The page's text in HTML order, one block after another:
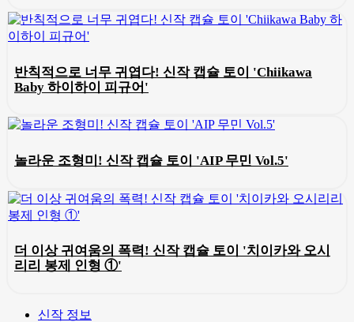
반칙적으로 너무 귀엽다! 신작 캡슐 토이 'Chiikawa
Baby 하이하이 피규어'
놀라운 조형미! 신작 캡슐 토이 'AIP 무민 Vol.5'
더 이상 귀여움의 폭력! 신작 캡슐 토이 '치이카와 오시
리리 봉제 인형 ①'
신작 정보